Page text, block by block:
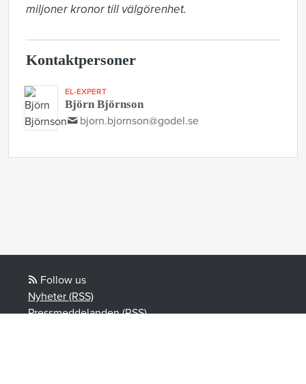
miljoner kronor till välgörenhet.
Kontaktpersoner
EL-EXPERT
Björn Björnson
bjorn.bjornson@godel.se
Follow us
Nyheter (RSS)
Pressmeddelanden (RSS)